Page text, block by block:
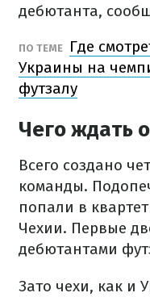
дебютанта,
ПО ТЕМЕ
Где
Украины на
футзалу
Чего ждать
Всего создано
команды.
попали в
Чехии. Первые
дебютантами
Зато чехи, как и